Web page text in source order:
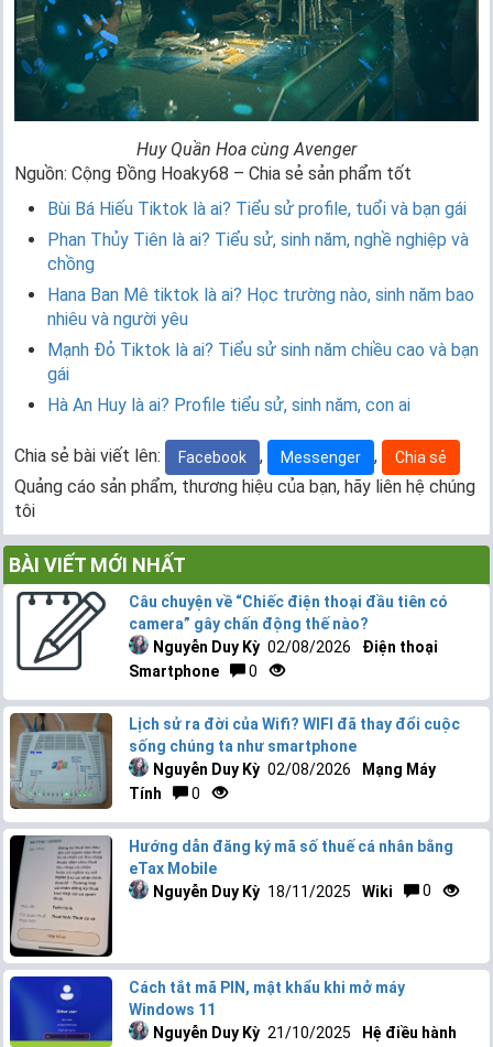
Huy Quần Hoa cùng Avenger
Nguồn: Cộng Đồng Hoaky68 – Chia sẻ sản phẩm tốt
Bùi Bá Hiếu Tiktok là ai? Tiểu sử profile, tuổi và bạn gái
Phan Thủy Tiên là ai? Tiểu sử, sinh năm, nghề nghiệp và
chồng
Hana Ban Mê tiktok là ai? Học trường nào, sinh năm bao
nhiêu và người yêu
Mạnh Đỏ Tiktok là ai? Tiểu sử sinh năm chiều cao và bạn
gái
Hà An Huy là ai? Profile tiểu sử, sinh năm, con ai
Chia sẻ bài viết lên: Facebook , Messenger , Chia sẻ
Quảng cáo sản phẩm, thương hiệu của bạn, hãy liên hệ chúng
tôi
BÀI VIẾT MỚI NHẤT
Câu chuyện về “Chiếc điện thoại đầu tiên có
camera” gây chấn động thế nào?
Nguyễn Duy Kỳ 02/08/2026
Điện thoại
Smartphone
0
Lịch sử ra đời của Wifi? WIFI đã thay đổi cuộc
sống chúng ta như smartphone
Nguyễn Duy Kỳ 02/08/2026
Mạng Máy
Tính
0
Hướng dẫn đăng ký mã số thuế cá nhân bằng
eTax Mobile
Nguyễn Duy Kỳ 18/11/2025 Wiki 0
Cách tắt mã PIN, mật khẩu khi mở máy
Windows 11
Nguyễn Duy Kỳ 21/10/2025
Hệ điều hành